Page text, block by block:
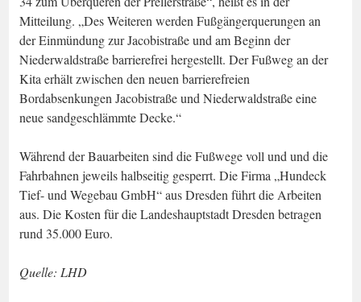
Mitteilung. „Des Weiteren werden Fußgängerquerungen an
der Einmündung zur Jacobistraße und am Beginn der
Niederwaldstraße barrierefrei hergestellt. Der Fußweg an der
Kita erhält zwischen den neuen barrierefreien
Bordabsenkungen Jacobistraße und Niederwaldstraße eine
neue sandgeschlämmte Decke.“
Während der Bauarbeiten sind die Fußwege voll und und die
Fahrbahnen jeweils halbseitig gesperrt. Die Firma „Hundeck
Tief- und Wegebau GmbH“ aus Dresden führt die Arbeiten
aus. Die Kosten für die Landeshauptstadt Dresden betragen
rund 35.000 Euro.
Quelle: LHD